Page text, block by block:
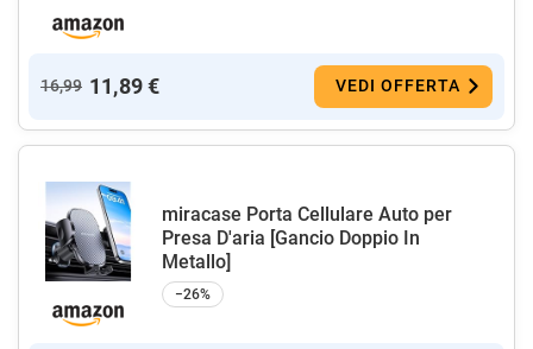
16,99 11,89 € VEDI OFFERTA
miracase Porta Cellulare Auto per
Presa D'aria [Gancio Doppio In
Metallo]
−26%